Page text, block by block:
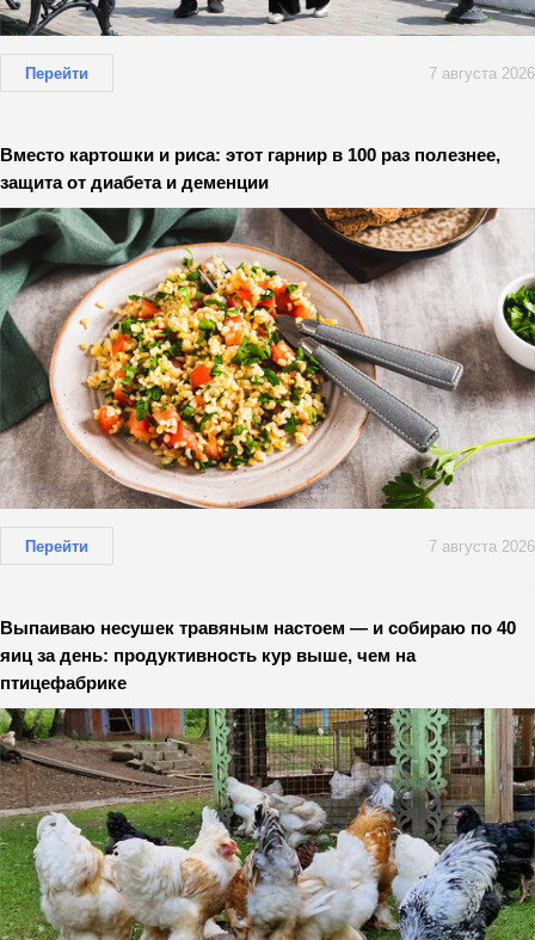
Перейти 7 августа 2026
Вместо картошки и риса: этот гарнир в 100 раз полезнее,
защита от диабета и деменции
Перейти 7 августа 2026
Выпаиваю несушек травяным настоем — и собираю по 40
яиц за день: продуктивность кур выше, чем на
птицефабрике